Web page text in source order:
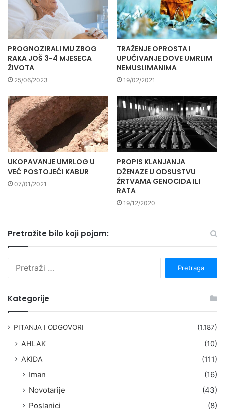
PROGNOZIRALI MU ZBOG
RAKA JOŠ 3-4 MJESECA
ŽIVOTA
25/06/2023
TRAŽENJE OPROSTA I
UPUĆIVANJE DOVE UMRLIM
NEMUSLIMANIMA
19/02/2021
UKOPAVANJE UMRLOG U
VEĆ POSTOJEĆI KABUR
07/01/2021
PROPIS KLANJANJA
DŽENAZE U ODSUSTVU
ŽRTVAMA GENOCIDA ILI
RATA
19/12/2020
Pretražite bilo koji pojam:
Kategorije
PITANJA I ODGOVORI (1.187)
AHLAK
(10)
AKIDA
(111)
Iman
(16)
Novotarije
(43)
Poslanici
(8)